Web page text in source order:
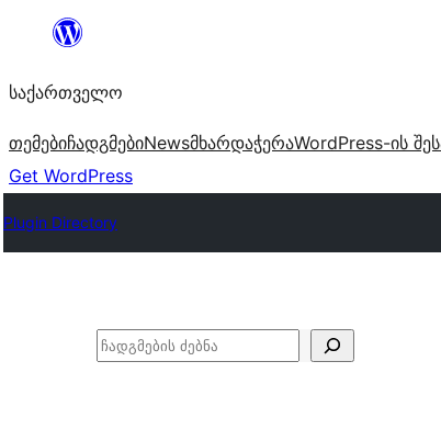
შიგთავსზე
საქართველო
თემებიჩადგმებიNewsმხარდაჭერაWordPress-ის
Get WordPress
Plugin Directory
ძებნა